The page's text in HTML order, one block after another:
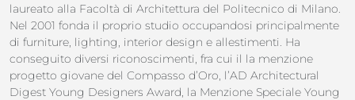
laureato alla Facoltà di Architettura del Politecnico di Milano.
Nel 2001 fonda il proprio studio occupandosi principalmente
di furniture, lighting, interior design e allestimenti. Ha
conseguito diversi riconoscimenti, fra cui il la menzione
progetto giovane del Compasso d’Oro, l’AD Architectural
Digest Young Designers Award, la Menzione Speciale Young